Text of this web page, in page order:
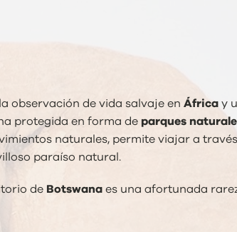
observación de vida salvaje en África y
protegida en forma de parques
naturales, permite viajar a
paraíso natural.
de Botswana es una afortunada